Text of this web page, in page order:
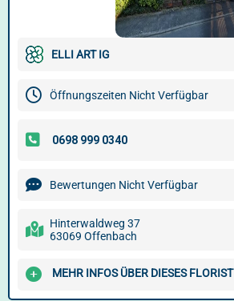
ELLI ART IG
Öffnungszeiten Nicht Verfügbar
Bewertungen Nicht Verfügbar
Hinterwaldweg 37
63069 Offenbach
MEHR INFOS ÜBER DIESES FLORIST